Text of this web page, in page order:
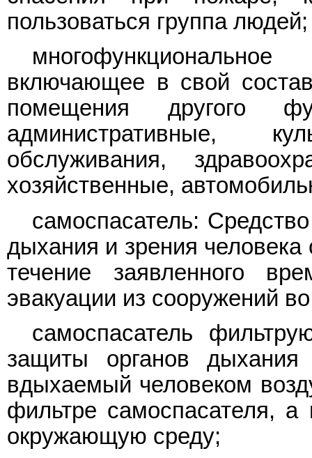
пользоваться группа людей;
включающее в свой
помещения другого
административные,
обслуживания,
хозяйственные,
самоспасатель:
дыхания и зрения человека
течение заявленного
эвакуации из сооружений
самоспасатель
защиты органов
вдыхаемый человеком
фильтре самоспасателя,
окружающую среду;